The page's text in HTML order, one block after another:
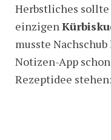
Herbstliches sollte
einzigen
musste
Notizen-App
Rezeptidee stehen: